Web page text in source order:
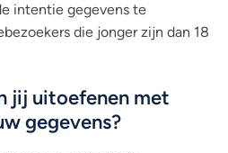
intentie gegevens te
die jonger zijn dan 18
jij uitoefenen met
gegevens?